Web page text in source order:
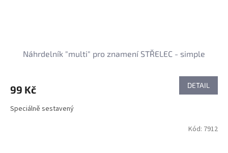
Náhrdelník "multi" pro znamení STŘELEC - simple
99 Kč DETAIL
Speciálně sestavený
Kód: 7912